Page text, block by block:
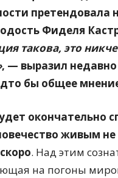
претендовала
Фиделя
такова, это
, — выразил
бы общее
окончательно
живым
. Над этим
на погоны